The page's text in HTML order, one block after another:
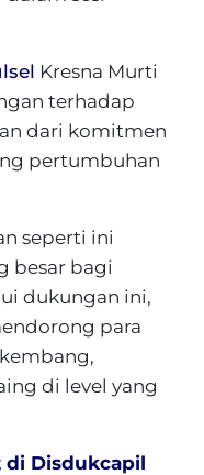
Kresna Murti
terhadap
dari komitmen
pertumbuhan
seperti ini
besar bagi
dukungan ini,
para
di level yang
di Disdukcapil